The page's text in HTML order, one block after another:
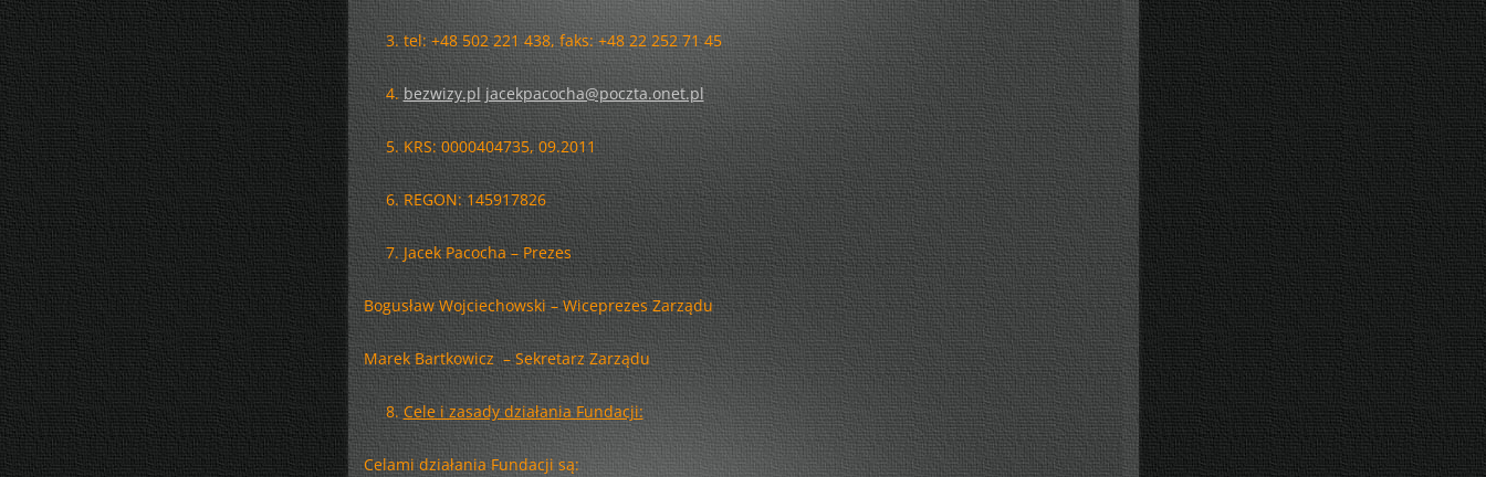
INFORMACJA DODATKOWA DO
BILANSU ZA 2019 ROK
SPRAWOZDANIE ROCZNE Z
DZIAŁALNOŚCI – 2019
SPRAWOZDANIE ROCZNE Z
DZIAŁALNOŚCI – 2018
FBW BILANS ZA 2017 ROK
RACHUNEK ZYSKÓW I STRAT ZA
ROK 2017
SPRAWOZDANIE ROCZNE Z
DZIAŁALNOŚCI – 2017
SPRAWOZDANIE ROCZNE Z
DZIAŁALNOŚCI – INFORMACJA
DODATKOWA DO BILANSU ZA
SOBOTNIE BAJANIA
BAŚNIE NA KONIEC TYGODNIA
DWAJ PANOWIE PO SPACERZE
TEATRY PRZYJEMNE I
POŻYTECZNE
PAN URSYN I JEGO
PEREGRYNACJE
GRY
KOGEL-MOGEL NA LATO!
WARSZAWSKI MISZMASZ!
DO ZAŚPIEWANIA JEDEN KROK!
tel: +48 502 221 438, faks: +48 22 252 71 45
bezwizy.pl jacekpacocha@poczta.onet.pl
KRS: 0000404735, 09.2011
REGON: 145917826
Jacek Pacocha – Prezes
Bogusław Wojciechowski – Wiceprezes Zarządu
Marek Bartkowicz – Sekretarz Zarządu
Cele i zasady działania Fundacji:
Celami działania Fundacji są: